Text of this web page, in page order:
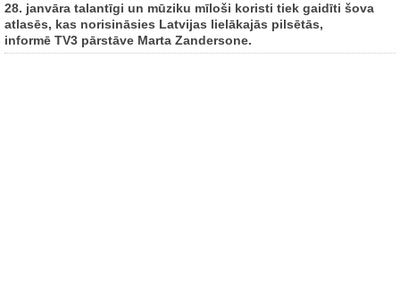
28. janvāra talantīgi un mūziku mīloši koristi tiek gaidīti šova
atlasēs, kas norisināsies Latvijas lielākajās pilsētās,
informē TV3 pārstāve Marta Zandersone.